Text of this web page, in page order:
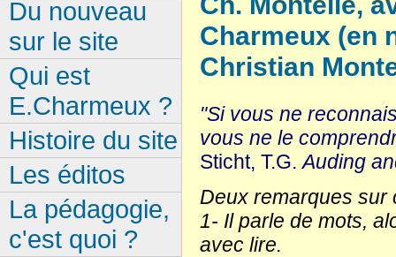
Charmeux (en
Christian
"Si vous ne
vous ne le
Sticht, T.G.Auding
Deux remarques sur
1- Il parle de mots,
avec lire.
Du nouveau
sur le site
Qui est
E.Charmeux ?
Histoire du site
Les éditos
La pédagogie,
c'est quoi ?